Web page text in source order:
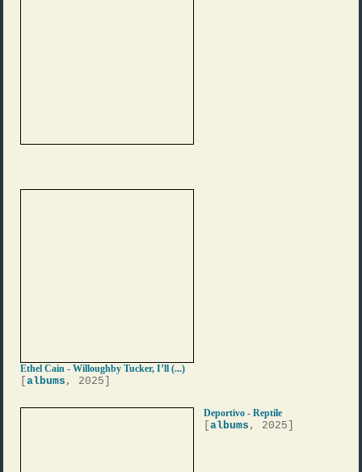
Ethel Cain - Willoughby Tucker, I’ll (...)
[albums , 2025]
Deportivo - Reptile
[albums , 2025]